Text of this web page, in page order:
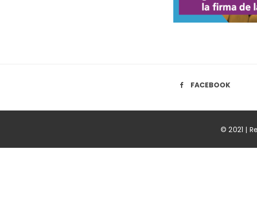
FACEBOOK
© 2021 |